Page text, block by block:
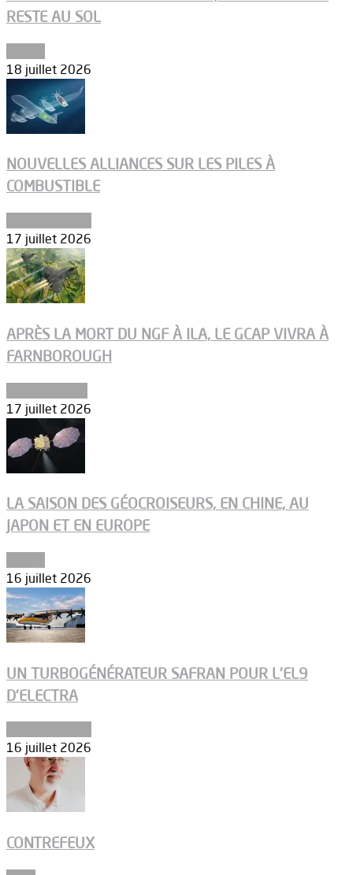
RESTE AU SOL
18 juillet 2026
NOUVELLES ALLIANCES SUR LES PILES À
COMBUSTIBLE
17 juillet 2026
APRÈS LA MORT DU NGF À ILA, LE GCAP VIVRA À
FARNBOROUGH
17 juillet 2026
LA SAISON DES GÉOCROISEURS, EN CHINE, AU
JAPON ET EN EUROPE
16 juillet 2026
UN TURBOGÉNÉRATEUR SAFRAN POUR L’EL9
D’ELECTRA
16 juillet 2026
CONTREFEUX